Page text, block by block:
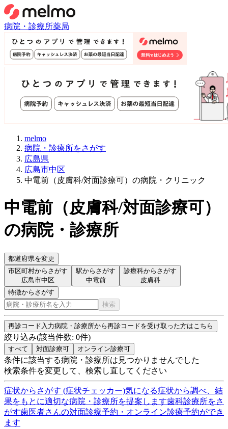
病院・診療所薬局
melmo
病院・診療所をさがす
広島県
広島市中区
中電前（皮膚科/対面診療可）の病院・クリニック
中電前 （皮膚科/対面診療可）
の病院・診療所
都道府県を変更
市区町村からさがす
広島市中区
駅からさがす
中電前
診療科からさがす
皮膚科
特徴からさがす
検索
再診コード入力病院・診療所から再診コードを受け取った方はこちら
絞り込み(該当件数: 0件)
すべて 対面診療可 オンライン診療可
条件に該当する病院・診療所は見つかりませんでした
検索条件を変更して、検索し直してください
症状からさがす (症状チェッカー)気になる症状から調べ、結
果をもとに適切な病院・診療所を提案します歯科診療所をさ
がす歯医者さんの対面診療予約・オンライン診療予約ができ
ます